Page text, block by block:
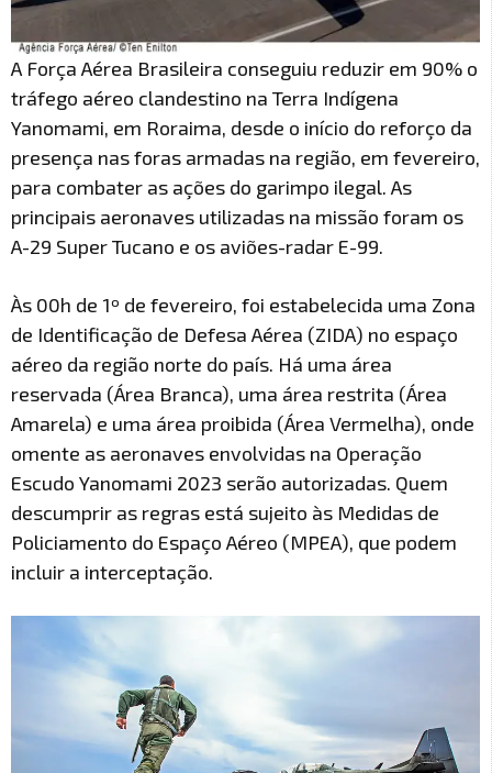
A Força Aérea Brasileira conseguiu reduzir em 90% o
tráfego aéreo clandestino na Terra Indígena
Yanomami, em Roraima, desde o início do reforço da
presença nas foras armadas na região, em fevereiro,
para combater as ações do garimpo ilegal. As
principais aeronaves utilizadas na missão foram os
A-29 Super Tucano e os aviões-radar E-99.
Às 00h de 1º de fevereiro, foi estabelecida uma Zona
de Identificação de Defesa Aérea (ZIDA) no espaço
aéreo da região norte do país. Há uma área
reservada (Área Branca), uma área restrita (Área
Amarela) e uma área proibida (Área Vermelha), onde
omente as aeronaves envolvidas na Operação
Escudo Yanomami 2023 serão autorizadas. Quem
descumprir as regras está sujeito às Medidas de
Policiamento do Espaço Aéreo (MPEA), que podem
incluir a interceptação.